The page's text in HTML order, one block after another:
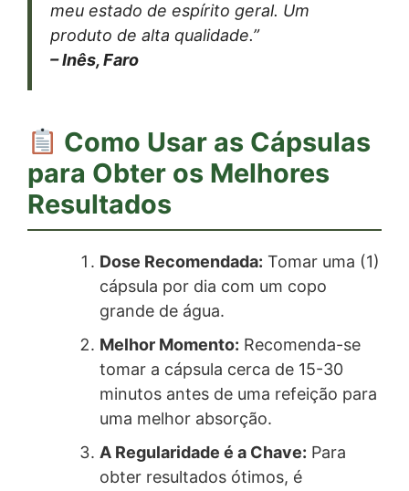
meu estado de espírito geral. Um
produto de alta qualidade.”
– Inês, Faro
Como Usar as Cápsulas
para Obter os Melhores
Resultados
Dose Recomendada: Tomar uma (1)
cápsula por dia com um copo
grande de água.
Melhor Momento: Recomenda-se
tomar a cápsula cerca de 15-30
minutos antes de uma refeição para
uma melhor absorção.
A Regularidade é a Chave: Para
obter resultados ótimos, é